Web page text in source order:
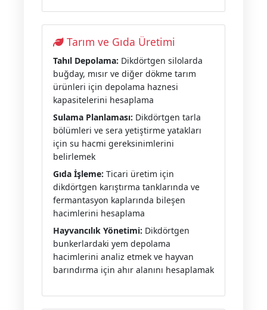
Tarım ve Gıda Üretimi
Tahıl Depolama: Dikdörtgen silolarda
buğday, mısır ve diğer dökme tarım
ürünleri için depolama haznesi
kapasitelerini hesaplama
Sulama Planlaması: Dikdörtgen tarla
bölümleri ve sera yetiştirme yatakları
için su hacmi gereksinimlerini
belirlemek
Gıda İşleme: Ticari üretim için
dikdörtgen karıştırma tanklarında ve
fermantasyon kaplarında bileşen
hacimlerini hesaplama
Hayvancılık Yönetimi: Dikdörtgen
bunkerlardaki yem depolama
hacimlerini analiz etmek ve hayvan
barındırma için ahır alanını hesaplamak